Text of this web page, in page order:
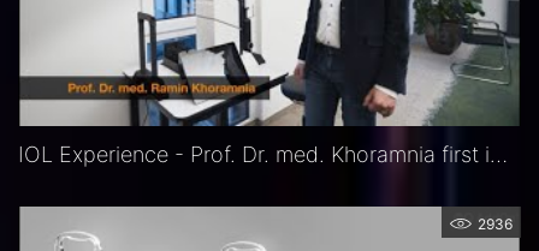
IOL Experience - Prof. Dr. med. Khoramnia first impressions of RALV device
2936